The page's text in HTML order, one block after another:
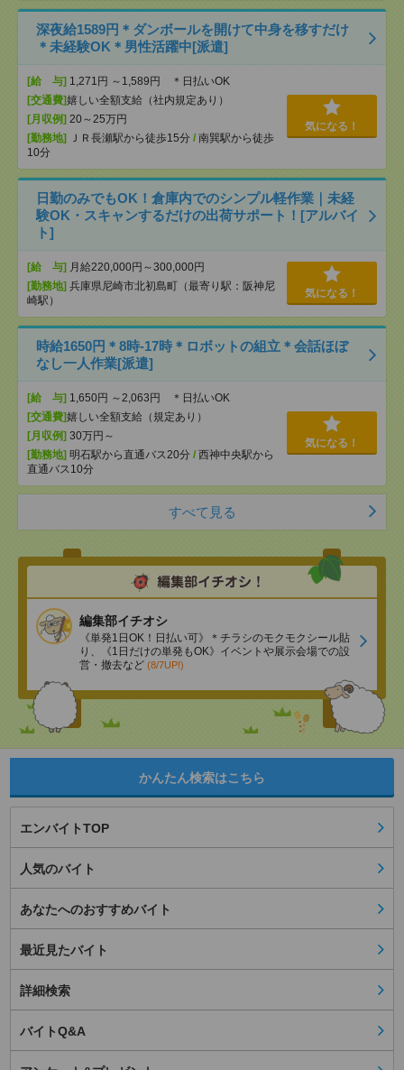
深夜給1589円＊ダンボールを開けて中身を移すだけ
＊未経験OK＊男性活躍中[派遣]
[給 与] 1,271円 ～1,589円 ＊日払いOK
[交通費]嬉しい全額支給（社内規定あり）
[月収例] 20～25万円
[勤務地]
ＪＲ長瀬駅から徒歩15分 / 南巽駅から徒歩
10分
気になる！
日勤のみでもOK！倉庫内でのシンプル軽作業｜未経
験OK・スキャンするだけの出荷サポート！[アルバイ
ト]
[給 与] 月給220,000円～300,000円
[勤務地] 兵庫県尼崎市北初島町（最寄り駅：阪神尼
崎駅）
気になる！
時給1650円＊8時-17時＊ロボットの組立＊会話ほぼ
なし一人作業[派遣]
[給 与] 1,650円 ～2,063円 ＊日払いOK
[交通費]嬉しい全額支給（規定あり）
[月収例] 30万円～
[勤務地] 明石駅から直通バス20分 / 西神中央駅から
直通バス10分
気になる！
すべて見る
編集部イチオシ
《単発1日OK！日払い可》＊チラシのモクモクシール貼
り、《1日だけの単発もOK》イベントや展示会場での設
営・撤去など (8/7UP!)
かんたん検索はこちら
エンバイトTOP
人気のバイト
あなたへのおすすめバイト
最近見たバイト
詳細検索
バイトQ&A